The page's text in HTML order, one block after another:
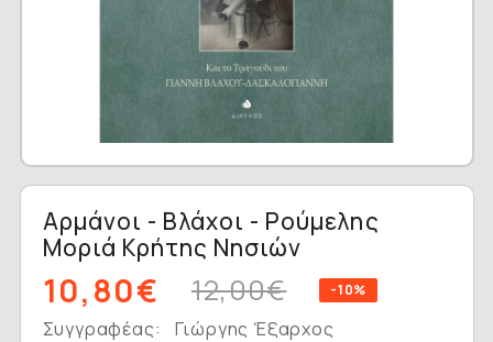
Αρμάνοι - Βλάχοι - Ρούμελης
Μοριά Κρήτης Νησιών
10,80€ 12,00€ -10%
Συγγραφέας:
Γιώργης Έξαρχος